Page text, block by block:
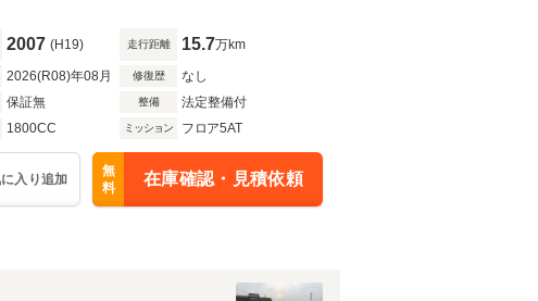
2007 (H19) 走行距離 15.7万km
2026(R08)年08月 修復歴 なし
保証無 整備 法定整備付
1800CC ミッション フロア5AT
入り追加
無
料
在庫確認・見積依頼